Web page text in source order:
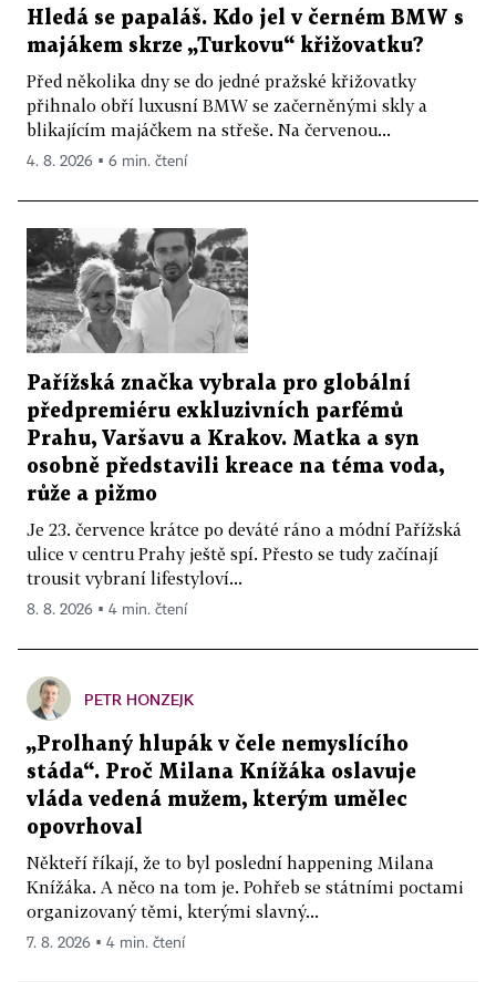
Hledá se papaláš. Kdo jel v černém BMW s
majákem skrze „Turkovu“ křižovatku?
Před několika dny se do jedné pražské křižovatky
přihnalo obří luxusní BMW se začerněnými skly a
blikajícím majáčkem na střeše. Na červenou...
4. 8. 2026 ▪ 6 min. čtení
Pařížská značka vybrala pro globální
předpremiéru exkluzivních parfémů
Prahu, Varšavu a Krakov. Matka a syn
osobně představili kreace na téma voda,
růže a pižmo
Je 23. července krátce po deváté ráno a módní Pařížská
ulice v centru Prahy ještě spí. Přesto se tudy začínají
trousit vybraní lifestyloví...
8. 8. 2026 ▪ 4 min. čtení
PETR HONZEJK
„Prolhaný hlupák v čele nemyslícího
stáda“. Proč Milana Knížáka oslavuje
vláda vedená mužem, kterým umělec
opovrhoval
Někteří říkají, že to byl poslední happening Milana
Knížáka. A něco na tom je. Pohřeb se státními poctami
organizovaný těmi, kterými slavný...
7. 8. 2026 ▪ 4 min. čtení